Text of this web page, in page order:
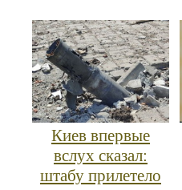
Киев впервые
вслух сказал:
штабу прилетело